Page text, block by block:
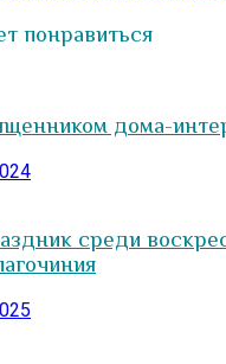
понравиться
дома-
среди